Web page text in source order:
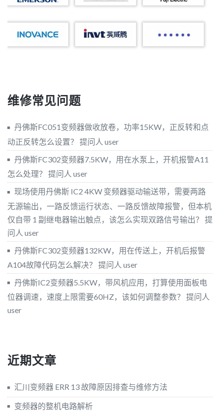
维修常见问题
丹佛斯FC051变频器做收放卷，功率15KW，正反转和点
动正反转怎么设置？ 提问人 user
丹佛斯FC302变频器7.5KW，用在水泵上，开机报警A11
怎么处理？ 提问人 user
现场使用丹佛斯 IC2 4KW 变频器驱动输送带，需要两路
无源输出，一路反馈运行状态、一路反馈故障报警，但本机
仅自带 1 副继电器输出触点，该怎么实现双路信号输出？ 提
问人 user
丹佛斯FC302变频器132KW，用在传送上，开机后报警
A104故障代码怎么解决？ 提问人 user
丹佛斯IC2变频器5.5KW，带风机应用，打算使用面板电
位器调速，速度上限需要60HZ，该如何调整参数？ 提问人
user
近期文章
汇川变频器 ERR 13 故障原因排查与维修方法
变频器的整机电路解析